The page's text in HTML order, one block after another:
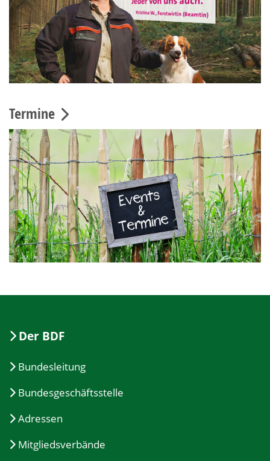
Termine
Der BDF
Bundesleitung
Bundesgeschäftsstelle
Adressen
Mitgliedsverbände